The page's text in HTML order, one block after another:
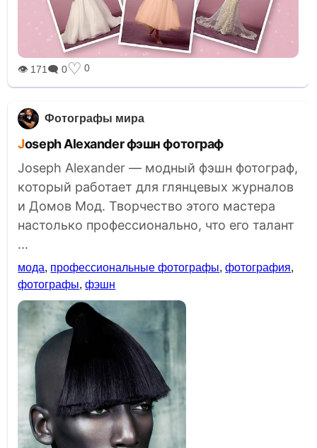
👁 171 🗨 0♡ 0
Фотографы мира
Joseph Alexander фэшн фотограф
Joseph Alexander — модный фэшн фотограф,
который работает для глянцевых журналов
и Домов Мод. Творчество этого мастера
настолько профессионально, что его талант
...
мода, профессиональные фотографы,фотография,
фотографы,фэшн